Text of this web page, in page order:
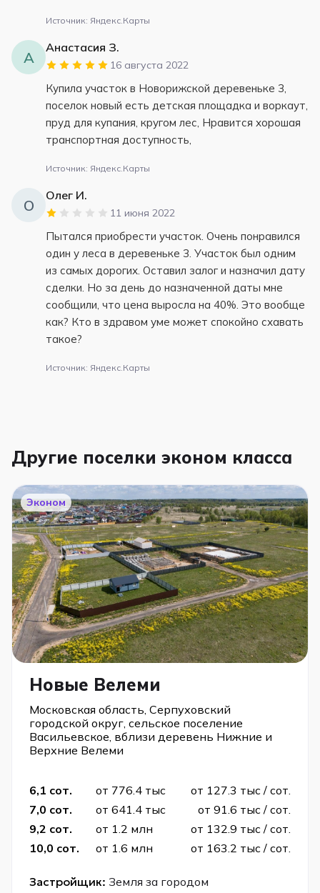
Источник: Яндекс.Карты
А
Анастасия З.
16 августа 2022
Купила участок в Новорижской деревеньке 3,
поселок новый есть детская площадка и воркаут,
пруд для купания, кругом лес, Нравится хорошая
транспортная доступность,
Источник: Яндекс.Карты
О
Олег И.
11 июня 2022
Пытался приобрести участок. Очень понравился
один у леса в деревеньке 3. Участок был одним
из самых дорогих. Оставил залог и назначил дату
сделки. Но за день до назначенной даты мне
сообщили, что цена выросла на 40%. Это вообще
как? Кто в здравом уме может спокойно схавать
такое?
Источник: Яндекс.Карты
Другие поселки эконом класса
Эконом
Новые Велеми
Московская область, Серпуховский
городской округ, сельское поселение
Васильевское, вблизи деревень Нижние и
Верхние Велеми
6,1 сот. от 776.4 тыс
от 127.3 тыс / сот.
7,0 сот.
от 641.4 тыс
от 91.6 тыс / сот.
9,2 сот.
от 1.2 млн
от 132.9 тыс / сот.
10,0 сот.
от 1.6 млн от 163.2 тыс / сот.
Застройщик: Земля за городом